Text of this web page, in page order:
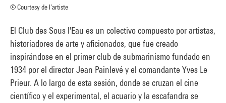
© Courtesy de l’artiste
El Club des Sous l'Eau es un colectivo compuesto por artistas,
historiadores de arte y aficionados, que fue creado
inspirándose en el primer club de submarinismo fundado en
1934 por el director Jean Painlevé y el comandante Yves Le
Prieur. A lo largo de esta sesión, donde se cruzan el cine
científico y el experimental, el acuario y la escafandra se